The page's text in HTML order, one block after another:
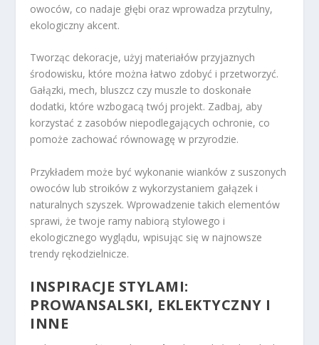
owoców, co nadaje głębi oraz wprowadza przytulny,
ekologiczny akcent.
Tworząc dekoracje, użyj materiałów przyjaznych
środowisku, które można łatwo zdobyć i przetworzyć.
Gałązki, mech, bluszcz czy muszle to doskonałe
dodatki, które wzbogacą twój projekt. Zadbaj, aby
korzystać z zasobów niepodlegających ochronie, co
pomoże zachować równowagę w przyrodzie.
Przykładem może być wykonanie wianków z suszonych
owoców lub stroików z wykorzystaniem gałązek i
naturalnych szyszek. Wprowadzenie takich elementów
sprawi, że twoje ramy nabiorą stylowego i
ekologicznego wyglądu, wpisując się w najnowsze
trendy rękodzielnicze.
INSPIRACJE STYLAMI:
PROWANSALSKI, EKLEKTYCZNY I
INNE